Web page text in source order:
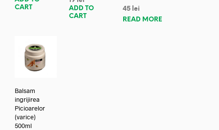
CART
ADD TO
CART
45 lei
READ MORE
Balsam
ingrijirea
Picioarelor
(varice)
500ml